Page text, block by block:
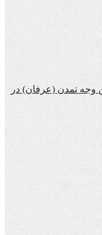
وجه تمدن (عرفان) در